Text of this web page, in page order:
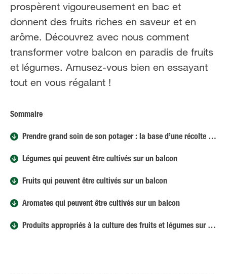
prospèrent vigoureusement en bac et
donnent des fruits riches en saveur et en
arôme. Découvrez avec nous comment
transformer votre balcon en paradis de fruits
et légumes. Amusez-vous bien en essayant
tout en vous régalant !
Sommaire
Prendre grand soin de son potager : la base d’une récolte abondante
Légumes qui peuvent être cultivés sur un balcon
Fruits qui peuvent être cultivés sur un balcon
Aromates qui peuvent être cultivés sur un balcon
Produits appropriés à la culture des fruits et légumes sur le balcon